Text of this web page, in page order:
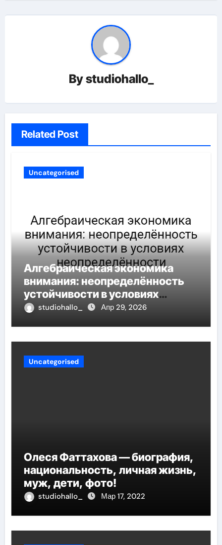
Bystudiohallo_
Related Post
Uncategorised
Алгебраическая экономика
внимания: неопределённость
устойчивости в условиях
неопределённости
studiohallo_ Апр 29, 2026
Uncategorised
Олеся Фаттахова — биография,
национальность, личная жизнь,
муж, дети, фото!
studiohallo_ Мар 17, 2022